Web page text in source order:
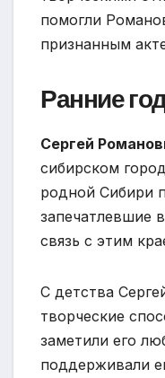
помогли
признанным
Ранние
Сергей
сибирском
родной Сибири
запечатлевшие
связь с этим
С детства
творческие
заметили его
поддерживали